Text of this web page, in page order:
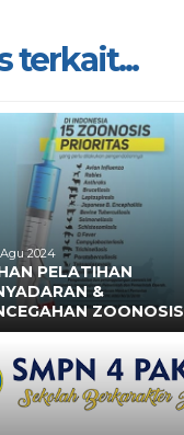
terkait...
2024
PELATIHAN
&
ZOONOSIS